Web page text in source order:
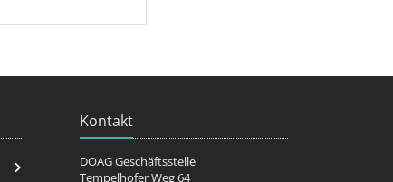
Kontakt
DOAG Geschäftsstelle
Tempelhofer Weg 64